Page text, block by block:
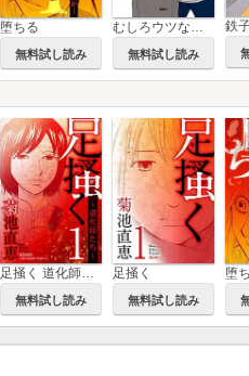
堕ちる
無料試し読み
むしろウツなので結婚かと 解説付き
無料試し読み
鉄
無料試し読み
足掻く
無料試し読み
堕